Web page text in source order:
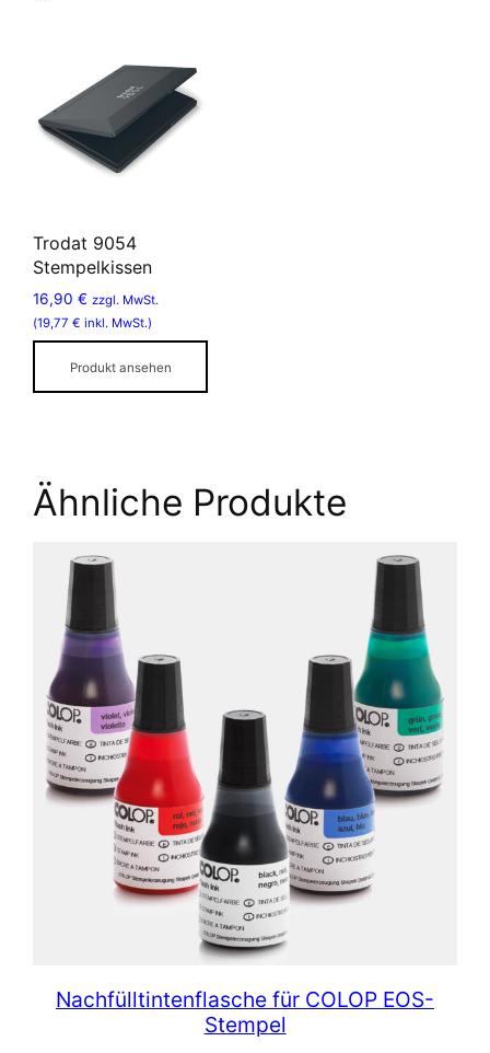
Trodat 9054
Stempelkissen
16,90€ zzgl. MwSt.
(19,77€ inkl. MwSt.)
Produkt ansehen
weist
mehrere
Varianten
können
auf
der
Produktseite
Ähnliche Produkte
Nachfülltintenflasche für COLOP EOS-
Stempel